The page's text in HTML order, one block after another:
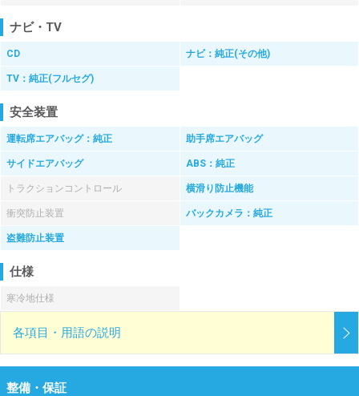
ナビ・TV
CD ナビ：純正(その他)
TV：純正(フルセグ)
安全装置
運転席エアバッグ：純正 助手席エアバッグ
サイドエアバッグ ABS：純正
トラクションコントロール 横滑り防止機能
衝突防止装置 バックカメラ：純正
盗難防止装置
仕様
寒冷地仕様
各項目・用語の説明
整備・保証